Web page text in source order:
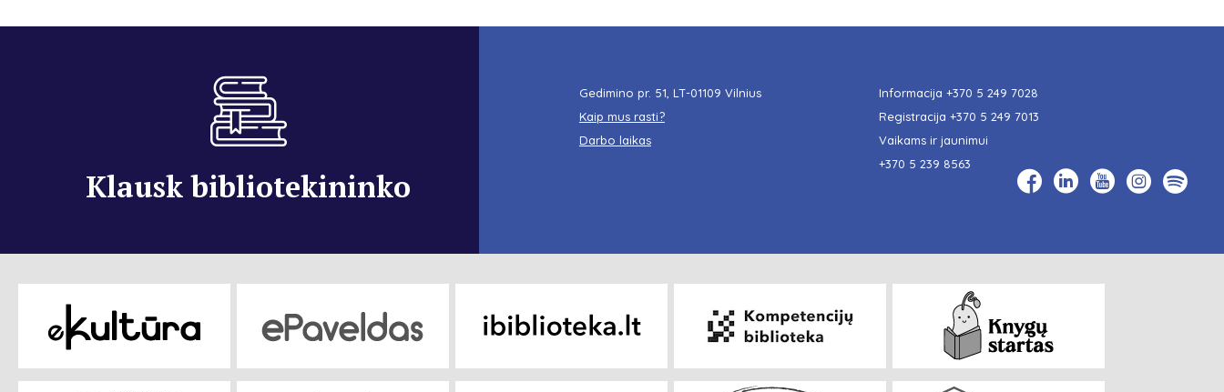
Klausk bibliotekininko
Gedimino pr. 51, LT-01109 Vilnius
Kaip mus rasti?
Darbo laikas
Informacija +370 5 249 7028
Registracija +370 5 249 7013
Vaikams ir jaunimui
+370 5 239 8563